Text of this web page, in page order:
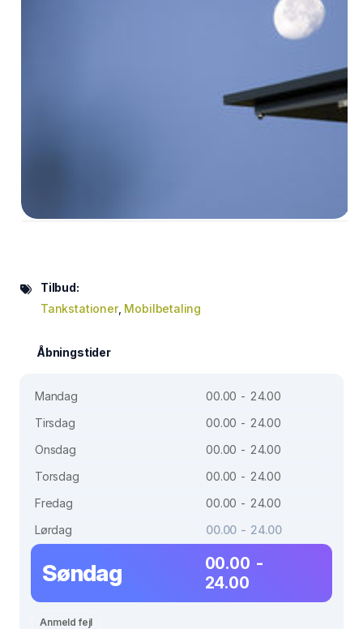
Tilbud:
Tankstationer, Mobilbetaling
Åbningstider
Mandag
00.00 - 24.00
Tirsdag
00.00 - 24.00
Onsdag
00.00 - 24.00
Torsdag
00.00 - 24.00
Fredag
00.00 - 24.00
Lørdag
00.00 - 24.00
Søndag
00.00 -
24.00
Anmeld fejl